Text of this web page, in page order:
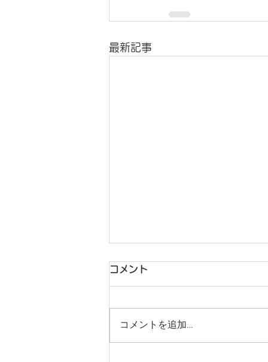
最新記事
コメント
コメントを追加…